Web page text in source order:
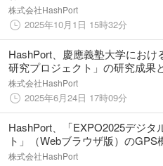
施−日本国内でのDeFi利用に対す
ールのありかたを検討−
株式会社HashPort
2025年10月1日 15時32分
HashPort、慶應義塾大学におけ
研究プロジェクト」の研究成果
ウォレットに関する研究報告書を
株式会社HashPort
2025年6月24日 17時09分
HashPort、「EXPO2025デジタ
ト」（Webブラウザ版）のGPS
ス～日本政府観光局（JNTO）、
株式会社HashPort